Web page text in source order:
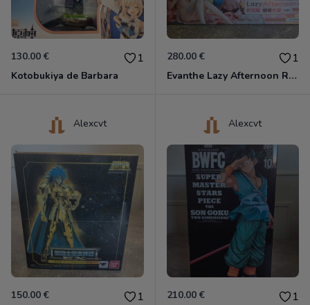
130.00 € 1
Kotobukiya de Barbara
280.00 € 1
Evanthe Lazy Afternoon Red Pride of Eden
Alexcvt
150.00 € 1
Alexcvt
210.00 € 1